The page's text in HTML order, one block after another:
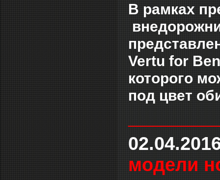
В рамках
Vertu for
которого
под цвет
модели